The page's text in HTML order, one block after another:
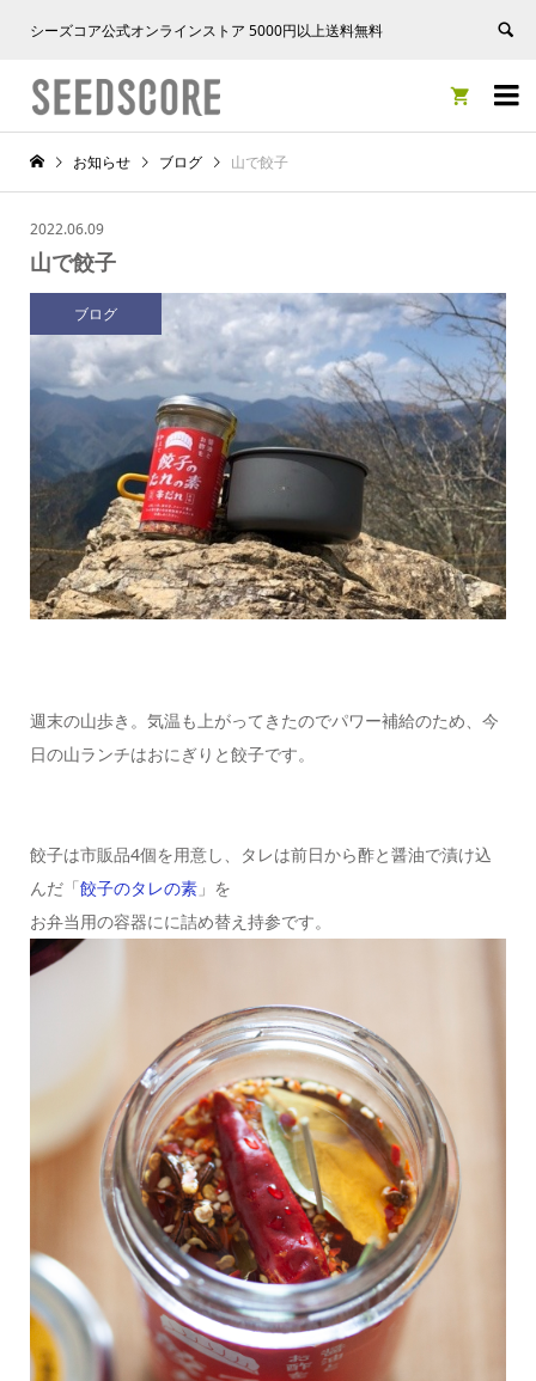
シーズコア公式オンラインストア 5000円以上送料無料


お知らせ ブログ 山で餃子
2022.06.09
山で餃子
ブログ
週末の山歩き。気温も上がってきたのでパワー補給のため、今
日の山ランチはおにぎりと餃子です。
餃子は市販品4個を用意し、タレは前日から酢と醤油で漬け込
んだ「餃子のタレの素」を
お弁当用の容器にに詰め替え持参です。